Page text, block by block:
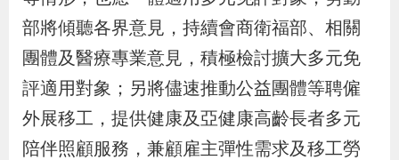
告
檢
舉
貪
瀆
部將傾聽各界意見，持續會商衛福部、相關
團體及醫療專業意見，積極檢討擴大多元免
評適用對象；另將儘速推動公益團體等聘僱
外展移工，提供健康及亞健康高齡長者多元
陪伴照顧服務，兼顧雇主彈性需求及移工勞